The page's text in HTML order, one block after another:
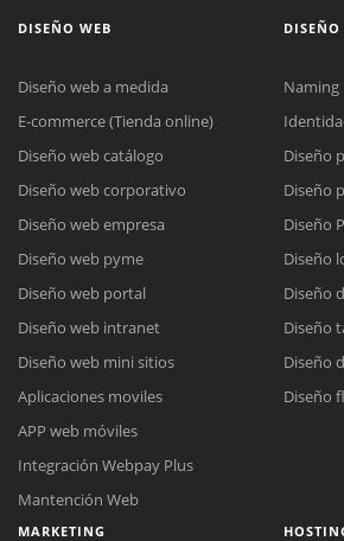
DISEÑO WEB
Diseño web a medida
E-commerce (Tienda online)
Diseño web catálogo
Diseño web corporativo
Diseño web empresa
Diseño web pyme
Diseño web portal
Diseño web intranet
Diseño web mini sitios
Aplicaciones moviles
APP web móviles
Integración Webpay Plus
Mantención Web
DISEÑO
Naming
Diseño
Diseño
Diseño
Diseño
Diseño
Diseño
Diseño
Diseño
MARKETING